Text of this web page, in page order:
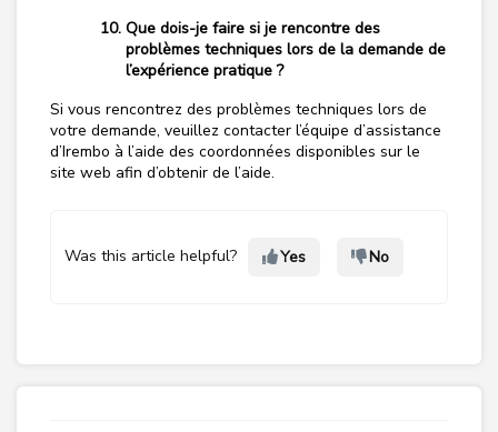
Que dois-je faire si je rencontre des
problèmes techniques lors de la demande de
l’expérience pratique ?
Si vous rencontrez des problèmes techniques lors de
votre demande, veuillez contacter l’équipe d’assistance
d’Irembo à l’aide des coordonnées disponibles sur le
site web afin d’obtenir de l’aide.
Was this article helpful? Yes No